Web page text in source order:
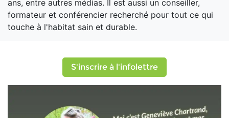
ans, entre autres médias. Il est aussi un conseiller,
formateur et conférencier recherché pour tout ce qui
touche à l'habitat sain et durable.
S'inscrire à l'infolettre